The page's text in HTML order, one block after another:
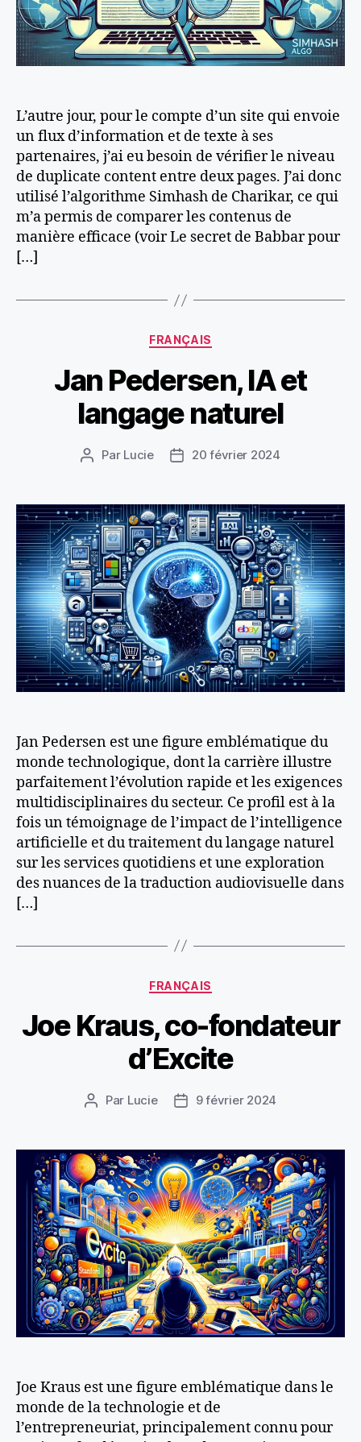
L’autre jour, pour le compte d’un site qui envoie
un flux d’information et de texte à ses
partenaires, j’ai eu besoin de vérifier le niveau
de duplicate content entre deux pages. J’ai donc
utilisé l’algorithme Simhash de Charikar, ce qui
m’a permis de comparer les contenus de
manière efficace (voir Le secret de Babbar pour
[…]
Catégories
FRANÇAIS
Jan Pedersen, IA et
langage naturel
Auteur
Par Lucie
Date20 février 2024
Jan Pedersen est une figure emblématique du
monde technologique, dont la carrière illustre
parfaitement l’évolution rapide et les exigences
multidisciplinaires du secteur. Ce profil est à la
fois un témoignage de l’impact de l’intelligence
artificielle et du traitement du langage naturel
sur les services quotidiens et une exploration
des nuances de la traduction audiovisuelle dans
[…]
Catégories
FRANÇAIS
Joe Kraus, co-fondateur
d’Excite
Auteur
Par Lucie
Date9 février 2024
Joe Kraus est une figure emblématique dans le
monde de la technologie et de
l’entrepreneuriat, principalement connu pour